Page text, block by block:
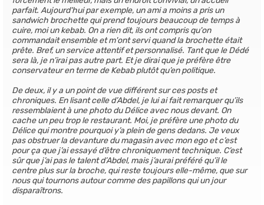
parfait. Aujourd'hui par exemple, un ami a moins a pris un
sandwich brochette qui prend toujours beaucoup de temps à
cuire, moi un kebab. On a rien dit, ils ont compris qu'on
commandait ensemble et m'ont servi quand la brochette était
prête. Bref, un service attentif et personnalisé. Tant que le Dédé
sera là, je n’irai pas autre part. Et je dirai que je préfère être
conservateur en terme de Kebab plutôt qu’en politique.
De deux, il y a un point de vue différent sur ces posts et
chroniques. En lisant celle d’Abdel, je lui ai fait remarquer qu’ils
ressemblaient à une photo du Délice avec nous devant. On
cache un peu trop le restaurant. Moi, je préfère une photo du
Délice qui montre pourquoi y’a plein de gens dedans. Je veux
pas obstruer la devanture du magasin avec mon ego et c’est
pour ça que j’ai essayé d’être chroniquement technique. C’est
sûr que j’ai pas le talent d’Abdel, mais j’aurai préféré qu’il le
centre plus sur la broche, qui reste toujours elle-même, que sur
nous qui tournons autour comme des papillons qui un jour
disparaîtrons.